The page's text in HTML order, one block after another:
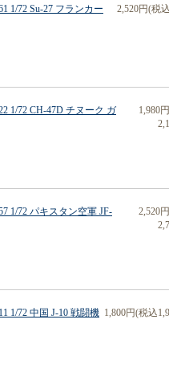
1/72 Su-27 フランカー
2,520円(税
1/72 CH-47D チヌーク ガ
1,980
1/72 パキスタン空軍 JF-
2,520
1/72 中国 J-10 戦闘機 1,800円(税込